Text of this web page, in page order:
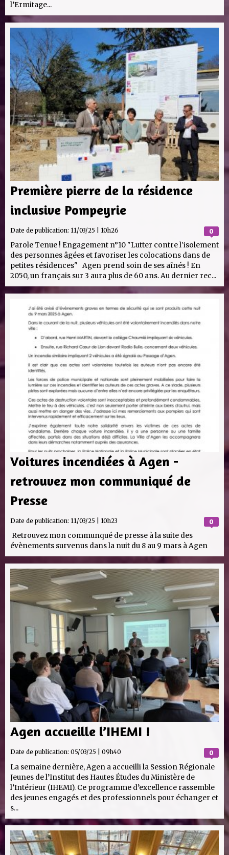
l’Ermitage...
Première pierre de la résidence
inclusive Pompeyrie
0
Date de publication: 11/03/25 | 10h26
Parole Tenue ! Engagement n°10 "Lutter contre l'isolement
des personnes âgées et favoriser les colocations dans de
petites résidences" Agen prend soin de ses aînés ! En
2050, un français sur 3 aura plus de 60 ans. Au dernier rec...
Voitures incendiées à Agen -
retrouvez mon communiqué de
Presse
0
Date de publication: 11/03/25 | 10h23
Retrouvez mon communqué de presse à la suite des
évènements survenus dans la nuit du 8 au 9 mars à Agen
Agen accueille l’IHEMI !
0
Date de publication: 05/03/25 | 09h40
La semaine dernière, Agen a accueilli la Session Régionale
Jeunes de l’Institut des Hautes Études du Ministère de
l’Intérieur (IHEMI). Ce programme d’excellence rassemble
des jeunes engagés et des professionnels pour échanger et
s...